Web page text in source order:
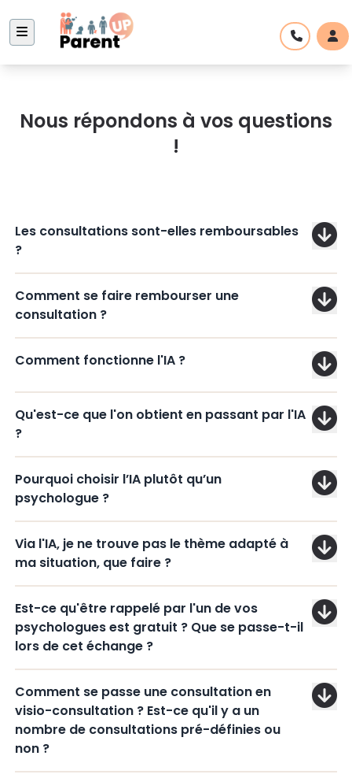
Nous répondons à vos questions
!
Les consultations sont-elles remboursables
?
Comment se faire rembourser une
consultation ?
Comment fonctionne l'IA ?
Qu'est-ce que l'on obtient en passant par l'IA
?
Pourquoi choisir l’IA plutôt qu’un
psychologue ?
Via l'IA, je ne trouve pas le thème adapté à
ma situation, que faire ?
Est-ce qu'être rappelé par l'un de vos
psychologues est gratuit ? Que se passe-t-il
lors de cet échange ?
Comment se passe une consultation en
visio-consultation ? Est-ce qu'il y a un
nombre de consultations pré-définies ou
non ?